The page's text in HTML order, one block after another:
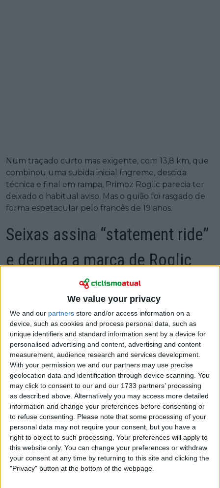
We value your privacy
We and our partners store and/or access information on a
device, such as cookies and process personal data, such as
unique identifiers and standard information sent by a device for
personalised advertising and content, advertising and content
measurement, audience research and services development.
With your permission we and our partners may use precise
geolocation data and identification through device scanning. You
may click to consent to our and our 1733 partners’ processing
as described above. Alternatively you may access more detailed
information and change your preferences before consenting or
to refuse consenting.
Please note that some processing of your
personal data may not require your consent, but you have a
right to object to such processing. Your preferences will apply to
this website only. You can change your preferences or withdraw
your consent at any time by returning to this site and clicking the
"Privacy" button at the bottom of the webpage.
Num traçado curto mas exigente, com 13,8 km, que
combinou uma subida inicial íngreme, descida
técnica e final em rampa, Primoz Roglic parecia ter
deixado o habitual aviso. Mas o guião foi rasgado de
forma espetacular pelo francês de 19 anos.
Seixas assina “statement ride”
e derruba a marca de Roglic